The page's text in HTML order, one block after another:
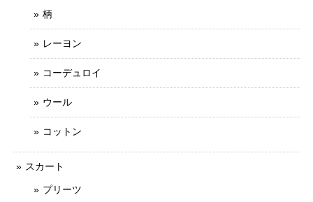
柄
レーヨン
コーデュロイ
ウール
コットン
スカート
プリーツ